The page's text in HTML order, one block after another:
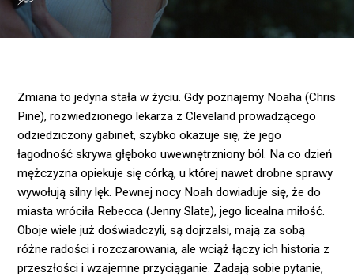
Zmiana to jedyna stała w życiu. Gdy poznajemy Noaha (Chris
Pine), rozwiedzionego lekarza z Cleveland prowadzącego
odziedziczony gabinet, szybko okazuje się, że jego
łagodność skrywa głęboko uwewnętrzniony ból. Na co dzień
mężczyzna opiekuje się córką, u której nawet drobne sprawy
wywołują silny lęk. Pewnej nocy Noah dowiaduje się, że do
miasta wróciła Rebecca (Jenny Slate), jego licealna miłość.
Oboje wiele już doświadczyli, są dojrzalsi, mają za sobą
różne radości i rozczarowania, ale wciąż łączy ich historia z
przeszłości i wzajemne przyciąganie. Zadają sobie pytanie,